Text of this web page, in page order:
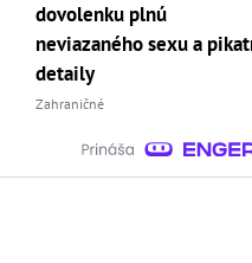
dovolenku plnú
neviazaného sexu a
detaily
Zahraničné